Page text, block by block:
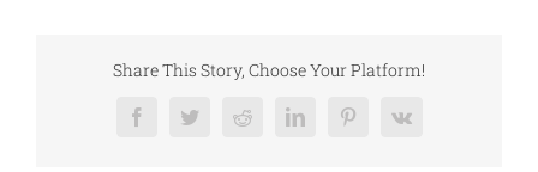
SOARELUI
–
PARTNER
Share This Story, Choose Your Platform!
FacebookTwitterRedditLinkedInPinterest
Vk